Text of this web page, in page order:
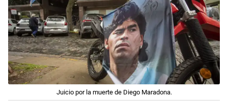
Juicio por la muerte de Diego Maradona.